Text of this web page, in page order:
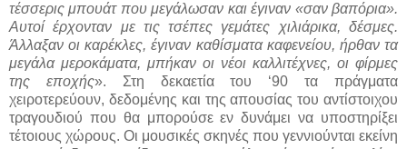
τέσσερις μπουάτ που μεγάλωσαν και έγιναν «σαν βαπόρια».
Αυτοί έρχονταν με τις τσέπες γεμάτες χιλιάρικα, δέσμες.
Άλλαξαν οι καρέκλες, έγιναν καθίσματα καφενείου, ήρθαν τα
μεγάλα μεροκάματα, μπήκαν οι νέοι καλλιτέχνες, οι φίρμες
της εποχής». Στη δεκαετία του ‘90 τα πράγματα
χειροτερεύουν, δεδομένης και της απουσίας του αντίστοιχου
τραγουδιού που θα μπορούσε εν δυνάμει να υποστηρίξει
τέτοιους χώρους. Οι μουσικές σκηνές που γεννιούνται εκείνη